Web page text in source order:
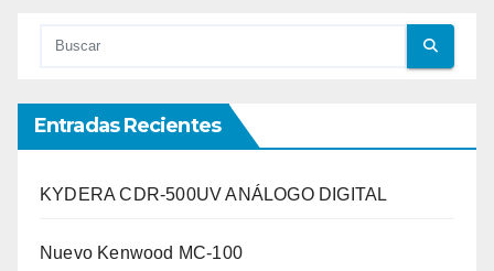
Entradas Recientes
KYDERA CDR-500UV ANÁLOGO DIGITAL
Nuevo Kenwood MC-100